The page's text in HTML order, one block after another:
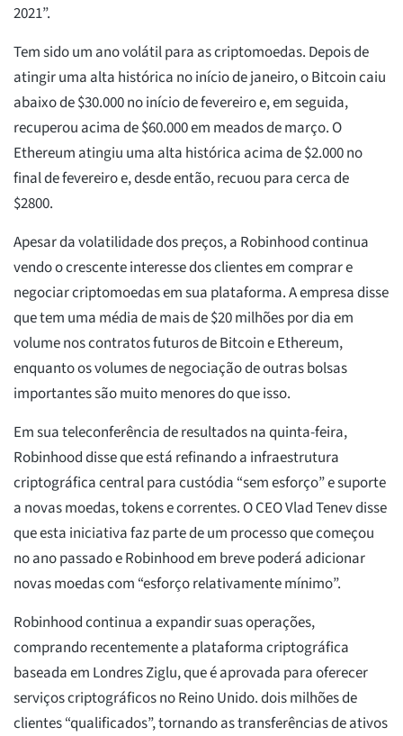
2021”.
Tem sido um ano volátil para as criptomoedas. Depois de
atingir uma alta histórica no início de janeiro, o Bitcoin caiu
abaixo de $30.000 no início de fevereiro e, em seguida,
recuperou acima de $60.000 em meados de março. O
Ethereum atingiu uma alta histórica acima de $2.000 no
final de fevereiro e, desde então, recuou para cerca de
$2800.
Apesar da volatilidade dos preços, a Robinhood continua
vendo o crescente interesse dos clientes em comprar e
negociar criptomoedas em sua plataforma. A empresa disse
que tem uma média de mais de $20 milhões por dia em
volume nos contratos futuros de Bitcoin e Ethereum,
enquanto os volumes de negociação de outras bolsas
importantes são muito menores do que isso.
Em sua teleconferência de resultados na quinta-feira,
Robinhood disse que está refinando a infraestrutura
criptográfica central para custódia “sem esforço” e suporte
a novas moedas, tokens e correntes. O CEO Vlad Tenev disse
que esta iniciativa faz parte de um processo que começou
no ano passado e Robinhood em breve poderá adicionar
novas moedas com “esforço relativamente mínimo”.
Robinhood continua a expandir suas operações,
comprando recentemente a plataforma criptográfica
baseada em Londres Ziglu, que é aprovada para oferecer
serviços criptográficos no Reino Unido. dois milhões de
clientes “qualificados”, tornando as transferências de ativos